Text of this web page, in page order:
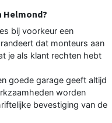
Helmond?
bij voorkeur een
dat monteurs aan
je als klant rechten hebt
goede garage geeft altijd
worden
bevestiging van de